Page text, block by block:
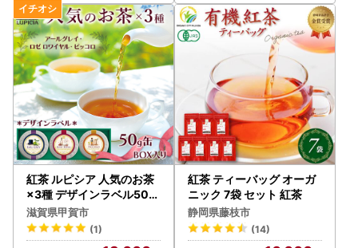
紅茶 ルピシア 人気のお茶
×3種 デザインラベル50g
缶 BOX入り【紅茶】 (173
883-40037801)
滋賀県甲賀市
(1)
紅茶 ティーバッグ オーガ
ニック 7袋 セット 紅茶
静岡県藤枝市
(14)